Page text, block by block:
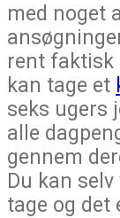
med noget
rent faktisk
kan tage et
seks ugers
alle
gennem
Du kan
tage og det